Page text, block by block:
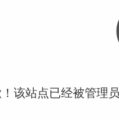
该站点已经被管理